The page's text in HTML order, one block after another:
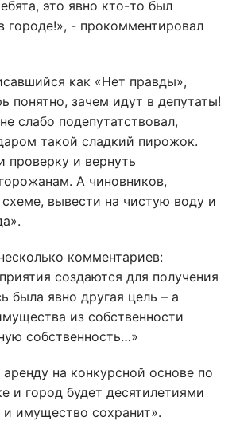
это явно кто-то был
городе!», - прокомментировал
как «Нет правды»,
понятно, зачем идут в депутаты!
слабо подепутатствовал,
такой сладкий пирожок.
проверку и вернуть
А чиновников,
вывести на чистую воду и
комментариев:
создаются для получения
была явно другая цель – а
из собственности
собственность…»
на конкурсной основе по
и город будет десятилетиями
и имущество сохранит».